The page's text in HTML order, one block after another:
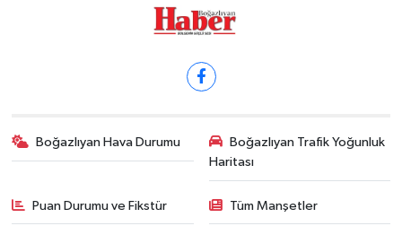
Boğazlıyan Hava Durumu
Boğazlıyan Trafik Yoğunluk
Haritası
Puan Durumu ve Fikstür Tüm Manşetler